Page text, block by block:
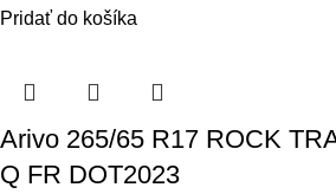
Pridať do košíka
Arivo 265/65 R17 ROCK
Q FR DOT2023